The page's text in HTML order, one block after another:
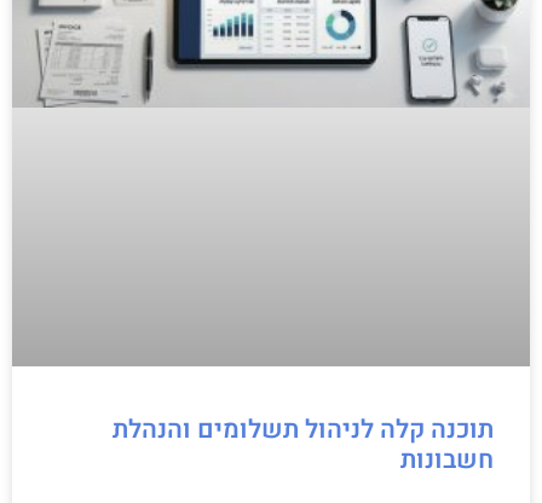
תוכנה קלה לניהול תשלומים והנהלת
חשבונות